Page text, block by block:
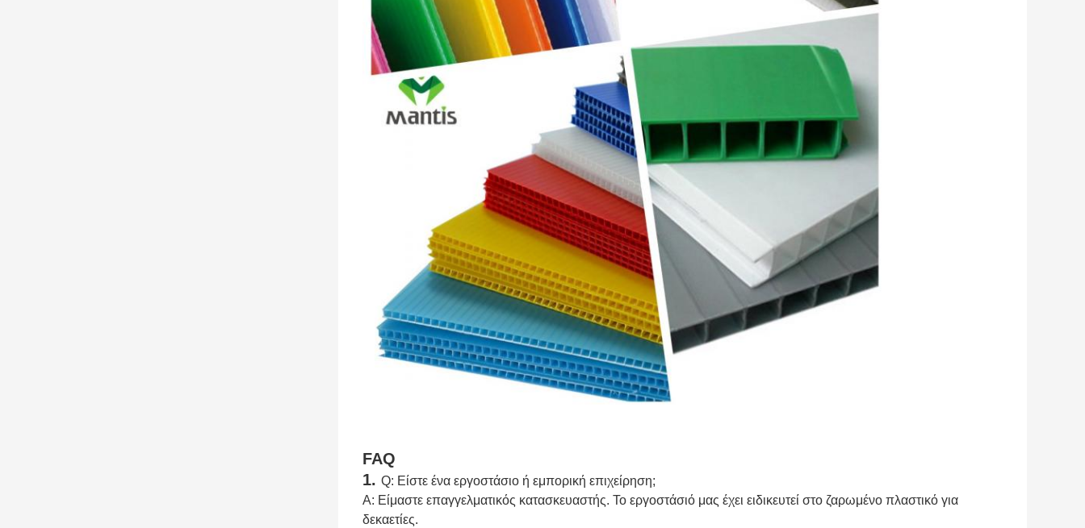
FAQ
1. Q: Είστε ένα εργοστάσιο ή εμπορική επιχείρηση;
Α: Είμαστε επαγγελματικός κατασκευαστής. Το εργοστάσιό μας έχει ειδικευτεί στο ζαρωμένο πλαστικό για
δεκαετίες.